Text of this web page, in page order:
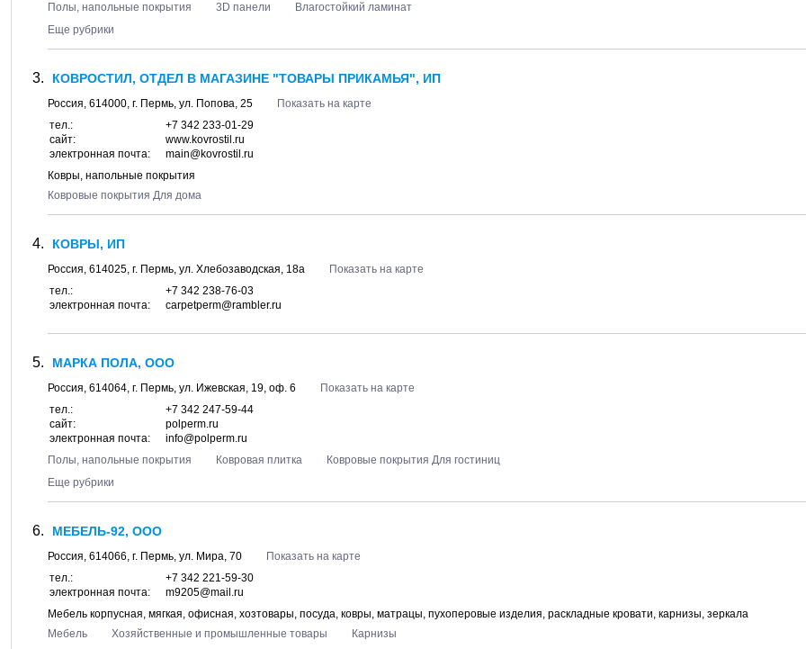
Полы, напольные покрытия
3D панели
Влагостойкий ламинат
Еще рубрики
КОВРОСТИЛ, ОТДЕЛ В МАГАЗИНЕ "ТОВАРЫ ПРИКАМЬЯ", ИП
Россия, 614000, г. Пермь, ул. Попова, 25
Показать на карте
тел.:
+7 342 233-01-29
сайт:
www.kovrostil.ru
электронная почта:
main@kovrostil.ru
Ковры, напольные покрытия
Ковровые покрытия Для дома
КОВРЫ, ИП
Россия, 614025, г. Пермь, ул. Хлебозаводская, 18а
Показать на карте
тел.:
+7 342 238-76-03
электронная почта:
carpetperm@rambler.ru
МАРКА ПОЛА, ООО
Россия, 614064, г. Пермь, ул. Ижевская, 19, оф. 6
Показать на карте
тел.:
+7 342 247-59-44
сайт:
polperm.ru
электронная почта:
info@polperm.ru
Полы, напольные покрытия
Ковровая плитка
Ковровые покрытия Для гостиниц
Еще рубрики
МЕБЕЛЬ-92, ООО
Россия, 614066, г. Пермь, ул. Мира, 70
Показать на карте
тел.:
+7 342 221-59-30
электронная почта:
m9205@mail.ru
Мебель корпусная, мягкая, офисная, хозтовары, посуда, ковры, матрацы, пухоперовые изделия, раскладные кровати, карнизы, зеркала
Мебель
Хозяйственные и промышленные товары
Карнизы